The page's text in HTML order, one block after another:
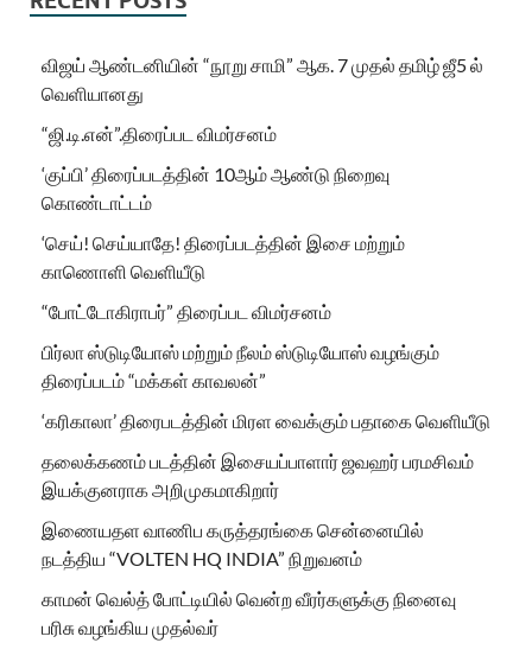
விஜய் ஆண்டனியின் “நூறு சாமி” ஆக. 7 முதல் தமிழ் ஜீ5 ல்
வெளியானது
“ஜி.டி.என்”.திரைப்பட விமர்சனம்
‘குப்பி’ திரைப்படத்தின் 10ஆம் ஆண்டு நிறைவு
கொண்டாட்டம்
‘செய்! செய்யாதே! திரைப்படத்தின் இசை மற்றும்
காணொளி வெளியீடு
“போட்டோகிராபர்” திரைப்பட விமர்சனம்
பிர்லா ஸ்டுடியோஸ் மற்றும் நீலம் ஸ்டுடியோஸ் வழங்கும்
திரைப்படம் “மக்கள் காவலன்”
‘கரிகாலா’ திரைபடத்தின் மிரள வைக்கும் பதாகை வெளியீடு
தலைக்கணம் படத்தின் இசையப்பாளார் ஜவஹர் பரமசிவம்
இயக்குனராக அறிமுகமாகிறார்
இணையதள வாணிப கருத்தரங்கை சென்னையில்
நடத்திய “VOLTEN HQ INDIA” நிறுவனம்
காமன் வெல்த் போட்டியில் வென்ற வீரர்களுக்கு நினைவு
பரிசு வழங்கிய முதல்வர்